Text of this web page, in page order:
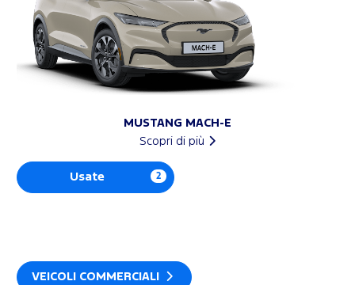
MUSTANG MACH-E
Scopri di più
Usate 2
VEICOLI COMMERCIALI